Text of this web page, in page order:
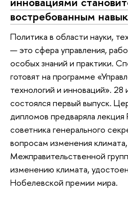
востребованным
Политика в области науки,
— это сфера управления,
особых знаний и практики.
готовят на программе
технологий и инноваций».
состоялся первый выпуск.
дипломов предваряла лекция
советника генерального
вопросам изменения
Межправительственной
изменению климата,
Нобелевской премии мира.